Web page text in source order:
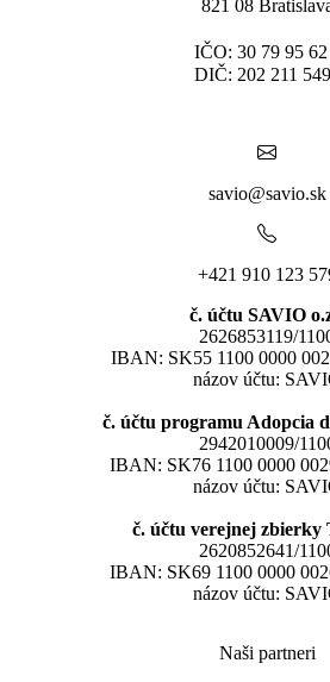
821 08
IČO: 30 79 95 62
DIČ: 202 211
savio@savio.sk
+421 910 123
č. účtu SAVIO
2626853119/
IBAN: SK55 1100 0000
názov účtu:
č. účtu programu Adopcia
2942010009/
IBAN: SK76 1100 0000
názov účtu:
č. účtu verejnej zbierky
2620852641/
IBAN: SK69 1100 0000
názov účtu:
Naši partneri